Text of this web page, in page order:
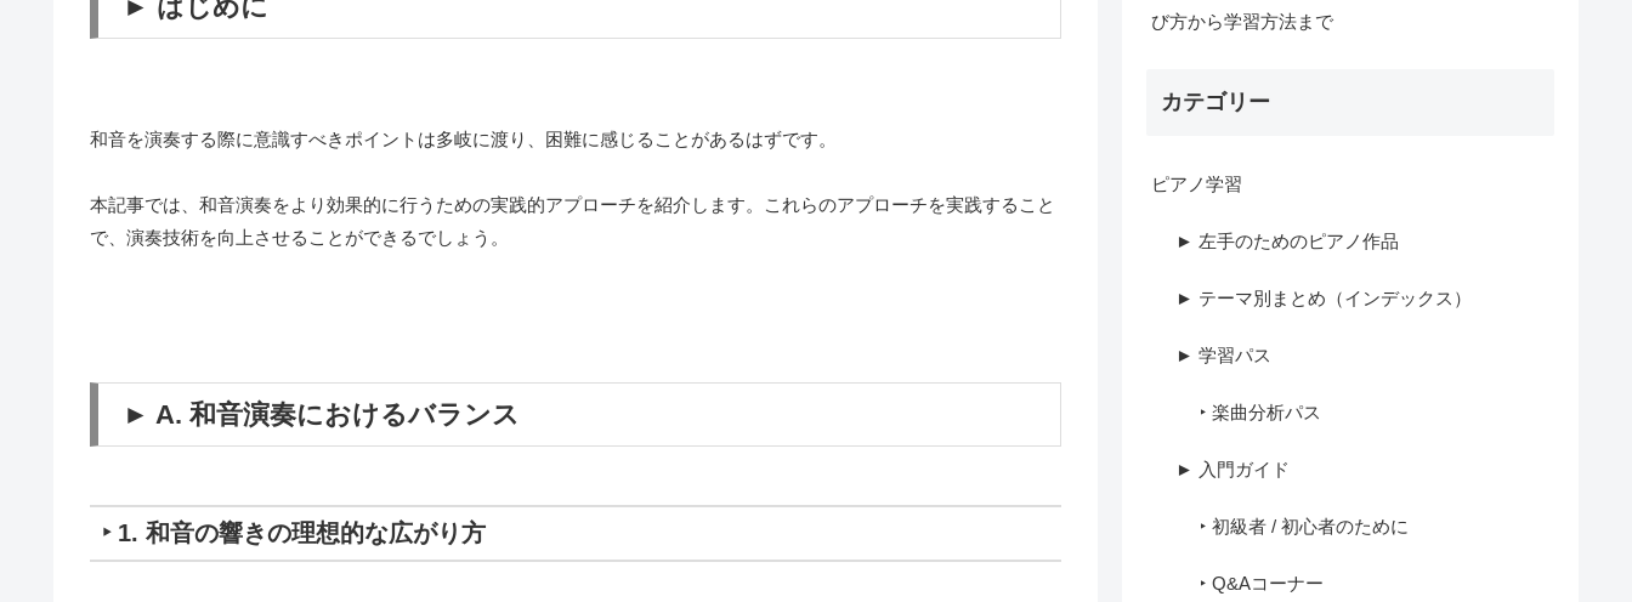
► はじめに
和音を演奏する際に意識すべきポイントは多岐に渡り、困難に感じることがあるはずです。
本記事では、和音演奏をより効果的に行うための実践的アプローチを紹介します。これらのアプローチを実践すること
で、演奏技術を向上させることができるでしょう。
► A. 和音演奏におけるバランス
‣ 1. 和音の響きの理想的な広がり方
び方から学習方法まで
カテゴリー
ピアノ学習
► 左手のためのピアノ作品
► テーマ別まとめ（インデックス）
► 学習パス
‣ 楽曲分析パス
► 入門ガイド
‣ 初級者 / 初心者のために
‣ Q&Aコーナー